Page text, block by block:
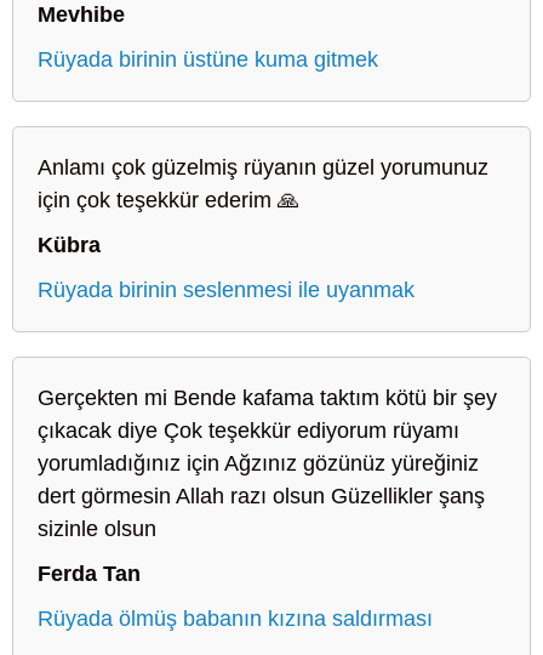
Mevhibe
Rüyada birinin üstüne kuma gitmek
Anlamı çok güzelmiş rüyanın güzel yorumunuz
için çok teşekkür ederim 🙏
Kübra
Rüyada birinin seslenmesi ile uyanmak
Gerçekten mi Bende kafama taktım kötü bir şey
çıkacak diye Çok teşekkür ediyorum rüyamı
yorumladığınız için Ağzınız gözünüz yüreğiniz
dert görmesin Allah razı olsun Güzellikler şanş
sizinle olsun
Ferda Tan
Rüyada ölmüş babanın kızına saldırması